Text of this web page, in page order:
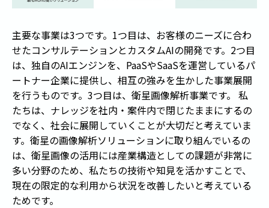
主要な事業は3つです。1つ目は、お客様のニーズに合わ
せたコンサルテーションとカスタムAIの開発です。2つ目
は、独自のAIエンジンを、PaaSやSaaSを運営しているパ
ートナー企業に提供し、相互の強みを生かした事業展開
を行うものです。3つ目は、衛星画像解析事業です。 私
たちは、ナレッジを社内・案件内で閉じたままにするの
でなく、社会に展開していくことが大切だと考えていま
す。衛星の画像解析ソリューションに取り組んでいるの
は、衛星画像の活用には産業構造としての課題が非常に
多い分野のため、私たちの技術や知見を活かすことで、
現在の限定的な利用から状況を改善したいと考えている
ためです。